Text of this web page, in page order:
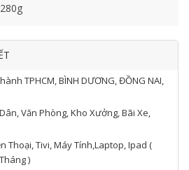
TPHCM, BÌNH DƯƠNG, ĐỒNG NAI,
Văn Phòng, Kho Xưởng, Bãi Xe,
Thoại, Tivi, Máy Tính,laptop, Ipad (
)